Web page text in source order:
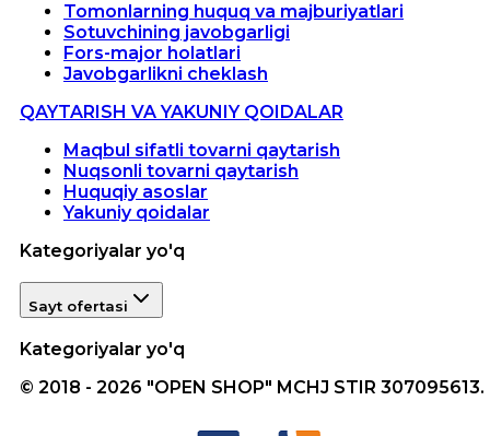
Tomonlarning huquq va majburiyatlari
Sotuvchining javobgarligi
Fors-major holatlari
Javobgarlikni cheklash
QAYTARISH VA YAKUNIY QOIDALAR
Maqbul sifatli tovarni qaytarish
Nuqsonli tovarni qaytarish
Huquqiy asoslar
Yakuniy qoidalar
Kategoriyalar yo'q
Sayt ofertasi
Kategoriyalar yo'q
© 2018 - 2026 "OPEN SHOP" MCHJ STIR 307095613.